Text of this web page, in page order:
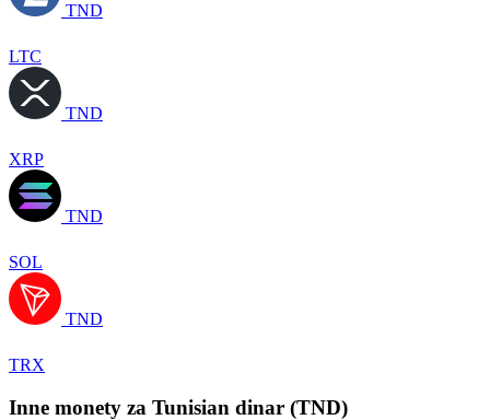
TND
LTC
TND
XRP
TND
SOL
TND
TRX
Inne monety za Tunisian dinar (TND)